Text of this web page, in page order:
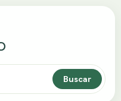
Buscar